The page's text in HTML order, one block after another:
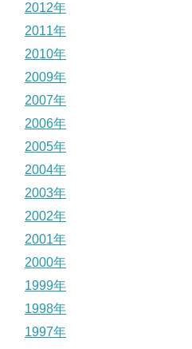
2012年
2011年
2010年
2009年
2007年
2006年
2005年
2004年
2003年
2002年
2001年
2000年
1999年
1998年
1997年